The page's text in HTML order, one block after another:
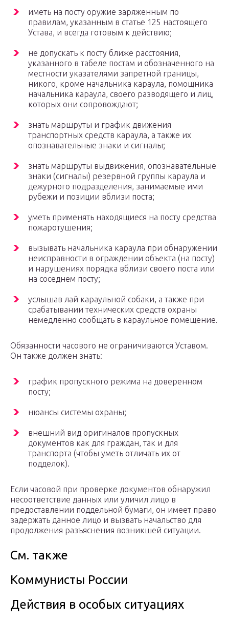
иметь на посту оружие заряженным по
правилам, указанным в статье 125 настоящего
Устава, и всегда готовым к действию;
не допускать к посту ближе расстояния,
указанного в табеле постам и обозначенного на
местности указателями запретной границы,
никого, кроме начальника караула, помощника
начальника караула, своего разводящего и лиц,
которых они сопровождают;
знать маршруты и график движения
транспортных средств караула, а также их
опознавательные знаки и сигналы;
знать маршруты выдвижения, опознавательные
знаки (сигналы) резервной группы караула и
дежурного подразделения, занимаемые ими
рубежи и позиции вблизи поста;
уметь применять находящиеся на посту средства
пожаротушения;
вызывать начальника караула при обнаружении
неисправности в ограждении объекта (на посту)
и нарушениях порядка вблизи своего поста или
на соседнем посту;
услышав лай караульной собаки, а также при
срабатывании технических средств охраны
немедленно сообщать в караульное помещение.
Обязанности часового не ограничиваются Уставом.
Он также должен знать:
график пропускного режима на доверенном
посту;
нюансы системы охраны;
внешний вид оригиналов пропускных
документов как для граждан, так и для
транспорта (чтобы уметь отличать их от
подделок).
Если часовой при проверке документов обнаружил
несоответствие данных или уличил лицо в
предоставлении поддельной бумаги, он имеет право
задержать данное лицо и вызвать начальство для
продолжения разъяснения возникшей ситуации.
См. также
Коммунисты России
Действия в особых ситуациях